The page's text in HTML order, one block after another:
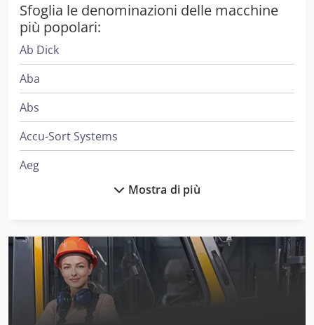
Sfoglia le denominazioni delle macchine
più popolari:
Ab Dick
Aba
Abs
Accu-Sort Systems
Aeg
Alber
Alberti
Alcoa
Mostra di più